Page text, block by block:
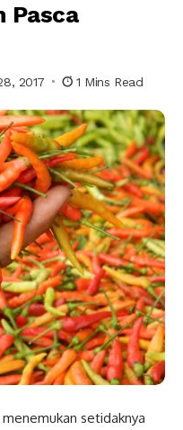
Pasca
2017 1 Mins Read
setidaknya